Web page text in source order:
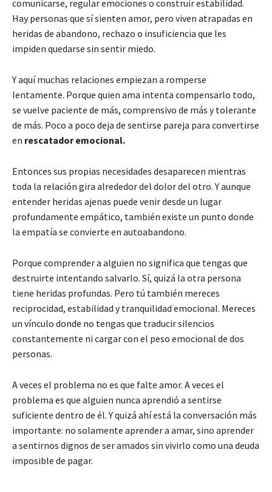
comunicarse, regular emociones o construir estabilidad.
Hay personas que sí sienten amor, pero viven atrapadas en
heridas de abandono, rechazo o insuficiencia que les
impiden quedarse sin sentir miedo.
Y aquí muchas relaciones empiezan a romperse
lentamente. Porque quien ama intenta compensarlo todo,
se vuelve paciente de más, comprensivo de más y tolerante
de más. Poco a poco deja de sentirse pareja para convertirse
en rescatador emocional.
Entonces sus propias necesidades desaparecen mientras
toda la relación gira alrededor del dolor del otro. Y aunque
entender heridas ajenas puede venir desde un lugar
profundamente empático, también existe un punto donde
la empatía se convierte en autoabandono.
Porque comprender a alguien no significa que tengas que
destruirte intentando salvarlo. Sí, quizá la otra persona
tiene heridas profundas. Pero tú también mereces
reciprocidad, estabilidad y tranquilidad emocional. Mereces
un vínculo donde no tengas que traducir silencios
constantemente ni cargar con el peso emocional de dos
personas.
A veces el problema no es que falte amor. A veces el
problema es que alguien nunca aprendió a sentirse
suficiente dentro de él. Y quizá ahí está la conversación más
importante: no solamente aprender a amar, sino aprender
a sentirnos dignos de ser amados sin vivirlo como una deuda
imposible de pagar.